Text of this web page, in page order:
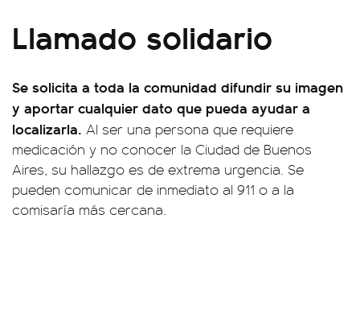
Llamado solidario
Se solicita a toda la comunidad difundir su imagen
y aportar cualquier dato que pueda ayudar a
localizarla. Al ser una persona que requiere
medicación y no conocer la Ciudad de Buenos
Aires, su hallazgo es de extrema urgencia. Se
pueden comunicar de inmediato al 911 o a la
comisaría más cercana.